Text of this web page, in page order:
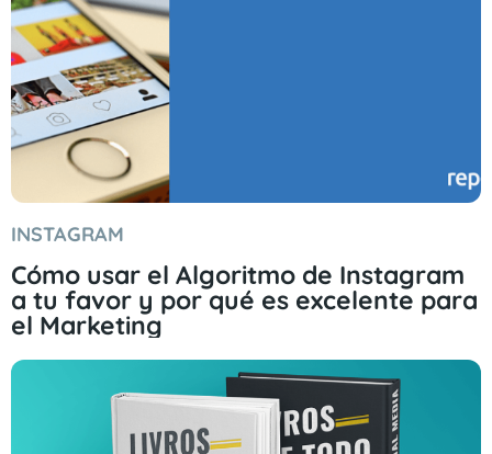
INSTAGRAM
Cómo usar el Algoritmo de Instagram
a tu favor y por qué es excelente para
el Marketing